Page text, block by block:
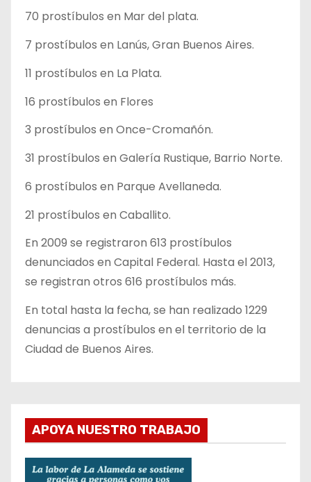
70 prostíbulos en Mar del plata.
7 prostíbulos en Lanús, Gran Buenos Aires.
11 prostíbulos en La Plata.
16 prostíbulos en Flores
3 prostíbulos en Once-Cromañón.
31 prostíbulos en Galería Rustique, Barrio Norte.
6 prostíbulos en Parque Avellaneda.
21 prostíbulos en Caballito.
En 2009 se registraron 613 prostíbulos
denunciados en Capital Federal. Hasta el 2013,
se registran otros 616 prostíbulos más.
En total hasta la fecha, se han realizado 1229
denuncias a prostíbulos en el territorio de la
Ciudad de Buenos Aires.
APOYA NUESTRO TRABAJO